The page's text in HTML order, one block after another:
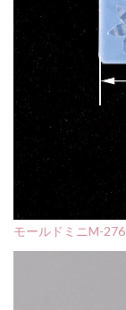
モールドミニM-276